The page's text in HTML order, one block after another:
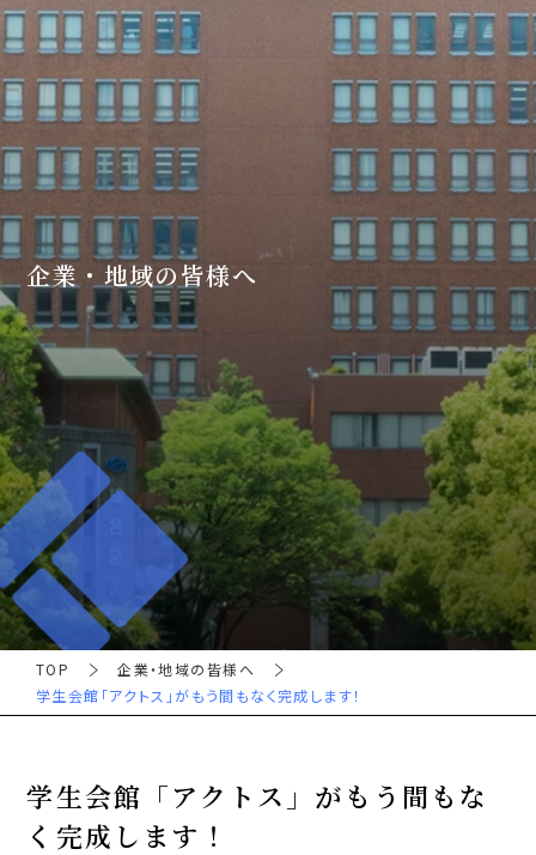
企業・地域の皆様へ
TOP
企業・地域の皆様へ
学生会館「アクトス」がもう間もなく完成します！
学生会館「アクトス」がもう間もな
く完成します！